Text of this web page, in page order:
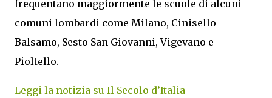
frequentano maggiormente le scuole di alcuni
comuni lombardi come Milano, Cinisello
Balsamo, Sesto San Giovanni, Vigevano e
Pioltello.
Leggi la notizia su Il Secolo d’Italia